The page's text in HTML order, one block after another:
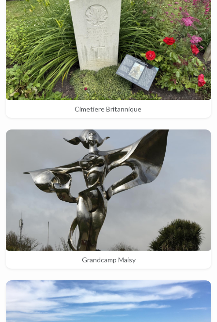
Cimetiere Britannique
Grandcamp Maisy